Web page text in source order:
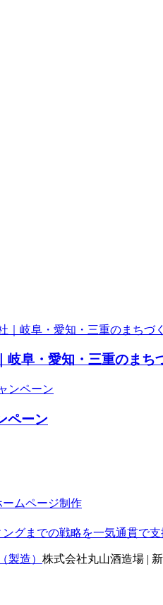
岐阜・愛知・三重のまち
ペーン
製造） 株式会社丸山酒造場 |